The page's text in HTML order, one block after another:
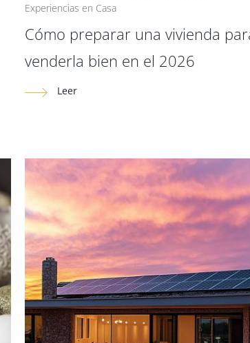
Experiencias en Casa
Cómo preparar una vivienda
venderla bien en el 2026
Leer